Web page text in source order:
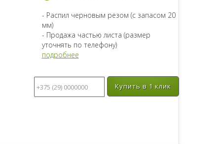
- Распил черновым резом (с запасом 20
мм)
- Продажа частью листа (размер
уточнять по телефону)
подробнее
Купить в 1 клик